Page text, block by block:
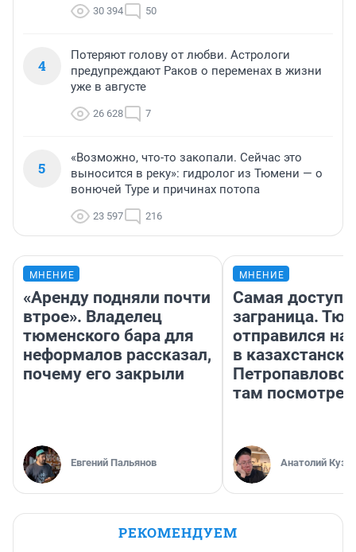
30 394 50
4
Потеряют голову от любви. Астрологи
предупреждают Раков о переменах в жизни
уже в августе
26 628 7
5
«Возможно, что-то закопали. Сейчас это
выносится в реку»: гидролог из Тюмени — о
вонючей Туре и причинах потопа
23 597 216
МНЕНИЕ
«Аренду подняли почти
втрое». Владелец
тюменского бара для
неформалов рассказал,
почему его закрыли
Евгений Пальянов
МНЕНИЕ
Самая
заграница.
отправился
в
там
Анатолий
РЕКОМЕНДУЕМ